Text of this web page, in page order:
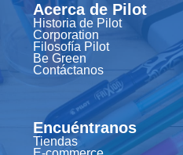
Acerca de Pilot
Historia de Pilot
Corporation
Filosofía Pilot
Be Green
Contáctanos
Encuéntranos
Tiendas